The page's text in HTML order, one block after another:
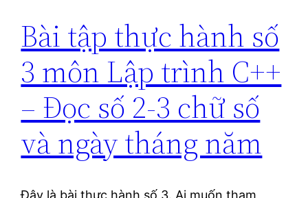
Bài tập thực hành số
3 môn Lập trình C++
– Đọc số 2-3 chữ số
và ngày tháng năm
Đây là bài thực hành số 3. Ai muốn tham